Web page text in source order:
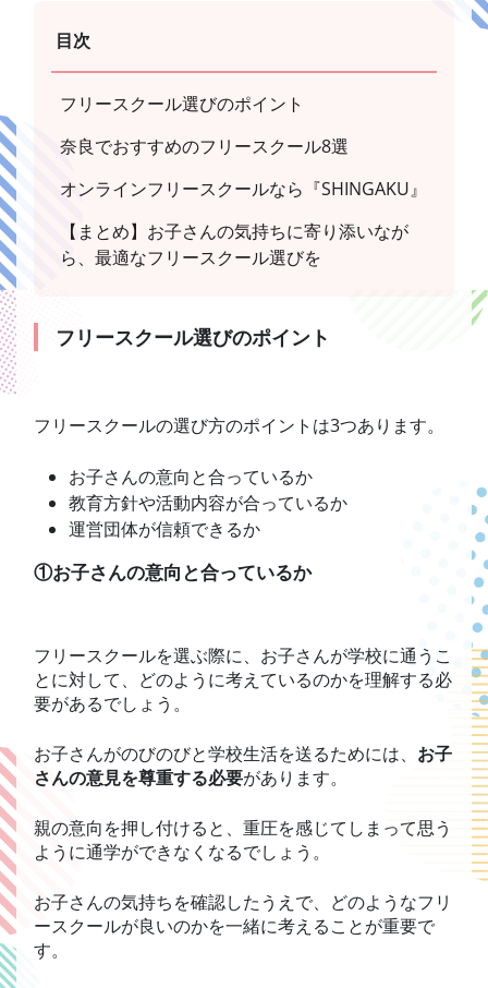
目次
フリースクール選びのポイント
奈良でおすすめのフリースクール8選
オンラインフリースクールなら『SHINGAKU』
【まとめ】お子さんの気持ちに寄り添いなが
ら、最適なフリースクール選びを
フリースクール選びのポイント
フリースクールの選び方のポイントは3つあります。
お子さんの意向と合っているか
教育方針や活動内容が合っているか
運営団体が信頼できるか
①お子さんの意向と合っているか
フリースクールを選ぶ際に、お子さんが学校に通うこ
とに対して、どのように考えているのかを理解する必
要があるでしょう。
お子さんがのびのびと学校生活を送るためには、 お子
さんの意見を尊重する必要があります。
親の意向を押し付けると、重圧を感じてしまって思う
ように通学ができなくなるでしょう。
お子さんの気持ちを確認したうえで、どのようなフリ
ースクールが良いのかを一緒に考えることが重要で
す。